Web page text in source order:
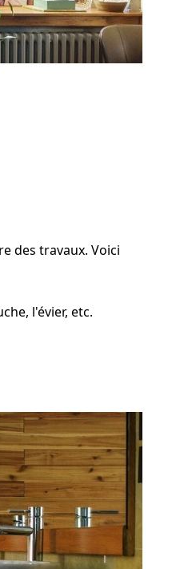
des travaux. Voici
l'évier, etc.